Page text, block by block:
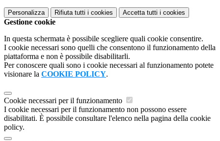
Personalizza Rifiuta tutti i cookies Accetta tutti i cookies
Gestione cookie
In questa schermata è possibile scegliere quali cookie consentire.
I cookie necessari sono quelli che consentono il funzionamento della
piattaforma e non è possibile disabilitarli.
Per conoscere quali sono i cookie necessari al funzionamento potete
visionare la COOKIE POLICY.
Cookie necessari per il funzionamento
I cookie necessari per il funzionamento non possono essere
disabilitati. È possibile consultare l'elenco nella pagina della cookie
policy.